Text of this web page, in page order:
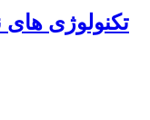
تکنولوژی